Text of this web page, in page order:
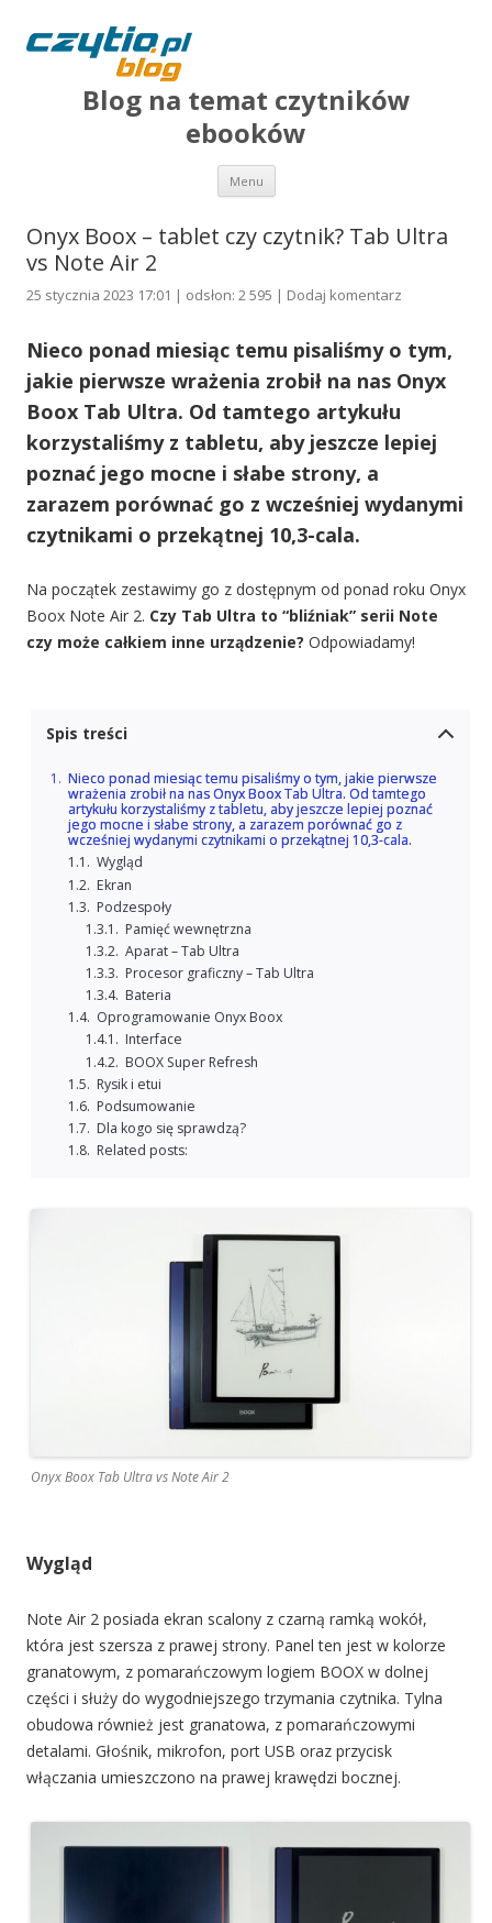
Blog na temat czytników
ebooków
Menu Przejdź do treści
Onyx Boox – tablet czy czytnik? Tab Ultra
vs Note Air 2
25 stycznia 2023 17:01 | odsłon: 2 595 | Dodaj komentarz
Nieco ponad miesiąc temu pisaliśmy o tym,
jakie pierwsze wrażenia zrobił na nas Onyx
Boox Tab Ultra. Od tamtego artykułu
korzystaliśmy z tabletu, aby jeszcze lepiej
poznać jego mocne i słabe strony, a
zarazem porównać go z wcześniej wydanymi
czytnikami o przekątnej 10,3-cala.
Na początek zestawimy go z dostępnym od ponad roku Onyx
Boox Note Air 2. Czy Tab Ultra to “bliźniak” serii Note
czy może całkiem inne urządzenie? Odpowiadamy!
Spis treści
Nieco ponad miesiąc temu pisaliśmy o tym, jakie pierwsze
wrażenia zrobił na nas Onyx Boox Tab Ultra. Od tamtego
artykułu korzystaliśmy z tabletu, aby jeszcze lepiej poznać
jego mocne i słabe strony, a zarazem porównać go z
wcześniej wydanymi czytnikami o przekątnej 10,3-cala.
Wygląd
Ekran
Podzespoły
Pamięć wewnętrzna
Aparat – Tab Ultra
Procesor graficzny – Tab Ultra
Bateria
Oprogramowanie Onyx Boox
Interface
BOOX Super Refresh
Rysik i etui
Podsumowanie
Dla kogo się sprawdzą?
Related posts:
Onyx Boox Tab Ultra vs Note Air 2
Wygląd
Note Air 2 posiada ekran scalony z czarną ramką wokół,
która jest szersza z prawej strony. Panel ten jest w kolorze
granatowym, z pomarańczowym logiem BOOX w dolnej
części i służy do wygodniejszego trzymania czytnika. Tylna
obudowa również jest granatowa, z pomarańczowymi
detalami. Głośnik, mikrofon, port USB oraz przycisk
włączania umieszczono na prawej krawędzi bocznej.